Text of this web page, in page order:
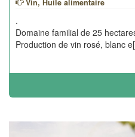
Vin, Huile alimentaire
.
Domaine familial de 25
Production de vin rosé, blanc